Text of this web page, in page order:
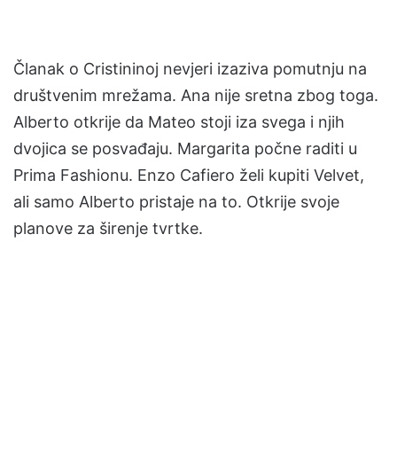
Članak o Cristininoj nevjeri izaziva pomutnju na
društvenim mrežama. Ana nije sretna zbog toga.
Alberto otkrije da Mateo stoji iza svega i njih
dvojica se posvađaju. Margarita počne raditi u
Prima Fashionu. Enzo Cafiero želi kupiti Velvet,
ali samo Alberto pristaje na to. Otkrije svoje
planove za širenje tvrtke.